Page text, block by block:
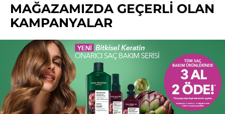
MAĞAZAMIZDA GEÇERLİ OLAN
KAMPANYALAR